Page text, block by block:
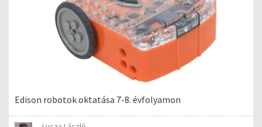
Edison robotok oktatása 7-8. évfolyamon